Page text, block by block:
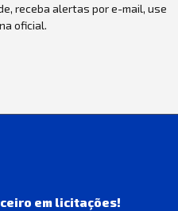
receba alertas por e-mail, use
oficial.
em licitações!